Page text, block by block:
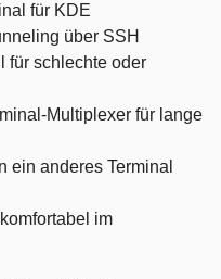
für KDE
über SSH
für schlechte oder
Multiplexer für lange
ein anderes Terminal
im